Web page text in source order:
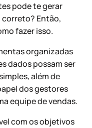
pode te gerar
correto? Então,
fazer isso.
organizadas
dados possam ser
além de
dos gestores
equipe de vendas.
com os objetivos